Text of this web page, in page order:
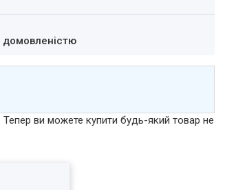
домовленістю
Тепер ви можете купити будь-який товар не